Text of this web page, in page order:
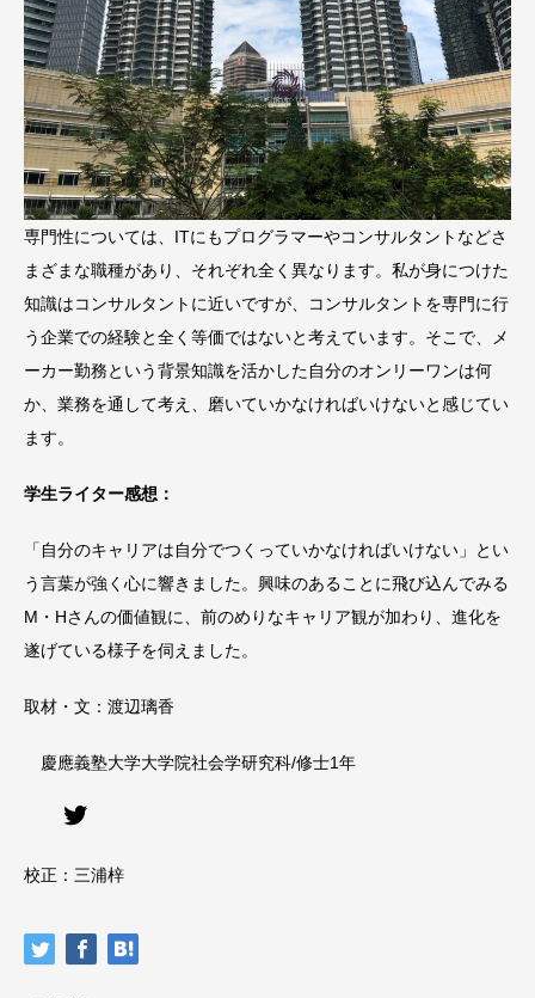
専門性については、ITにもプログラマーやコンサルタントなどさ
まざまな職種があり、それぞれ全く異なります。私が身につけた
知識はコンサルタントに近いですが、コンサルタントを専門に行
う企業での経験と全く等価ではないと考えています。そこで、メ
ーカー勤務という背景知識を活かした自分のオンリーワンは何
か、業務を通して考え、磨いていかなければいけないと感じてい
ます。
学生ライター感想：
「自分のキャリアは自分でつくっていかなければいけない」とい
う言葉が強く心に響きました。興味のあることに飛び込んでみる
M・Hさんの価値観に、前のめりなキャリア観が加わり、進化を
遂げている様子を伺えました。
取材・文：渡辺璃香
慶應義塾大学大学院社会学研究科/修士1年
Twitter
校正：三浦梓